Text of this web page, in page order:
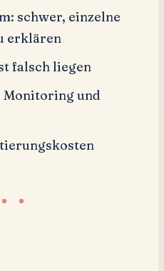
schwer, einzelne
erklären
falsch liegen
Monitoring und